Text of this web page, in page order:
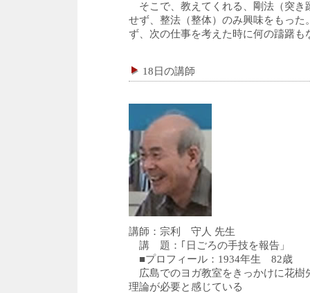
そこで、教えてくれる、剛法（突き
せず、整法（整体）のみ興味をもっ
ず、次の仕事を考えた時に何の躊躇も
18日の講師
講師：宗利 守人 先生
講 題：｢日ごろの手技を報告」
■プロフィール：1934年生 82歳
広島でのヨガ教室をきっかけに花樹
理論が必要と感じている